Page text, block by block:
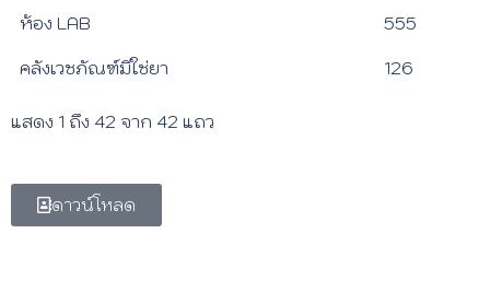
ห้อง LAB 555
คลังเวชภัณฑ์มิใช่ยา 126
แสดง 1 ถึง 42 จาก 42 แถว
ดาวน์โหลด